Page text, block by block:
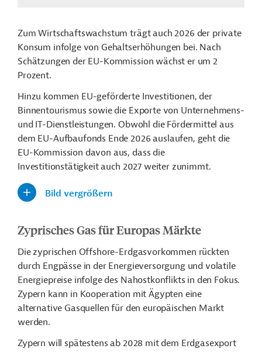
Zum Wirtschaftswachstum trägt auch 2026 der private
Konsum infolge von Gehaltserhöhungen bei. Nach
Schätzungen der EU-Kommission wächst er um 2
Prozent.
Hinzu kommen EU-geförderte Investitionen, der
Binnentourismus sowie die Exporte von Unternehmens-
und IT-Dienstleistungen. Obwohl die Fördermittel aus
dem EU-Aufbaufonds Ende 2026 auslaufen, geht die
EU-Kommission davon aus, dass die
Investitionstätigkeit auch 2027 weiter zunimmt.
Bild vergrößern
Zyprisches Gas für Europas Märkte
Die zyprischen Offshore-Erdgasvorkommen rückten
durch Engpässe in der Energieversorgung und volatile
Energiepreise infolge des Nahostkonflikts in den Fokus.
Zypern kann in Kooperation mit Ägypten eine
alternative Gasquellen für den europäischen Markt
werden.
Zypern will spätestens ab 2028 mit dem Erdgasexport